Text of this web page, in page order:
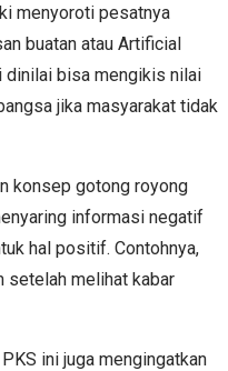
menyoroti pesatnya
buatan atau Artificial
dinilai bisa mengikis nilai
jika masyarakat tidak
konsep gotong royong
informasi negatif
hal positif. Contohnya,
setelah melihat kabar
ini juga mengingatkan